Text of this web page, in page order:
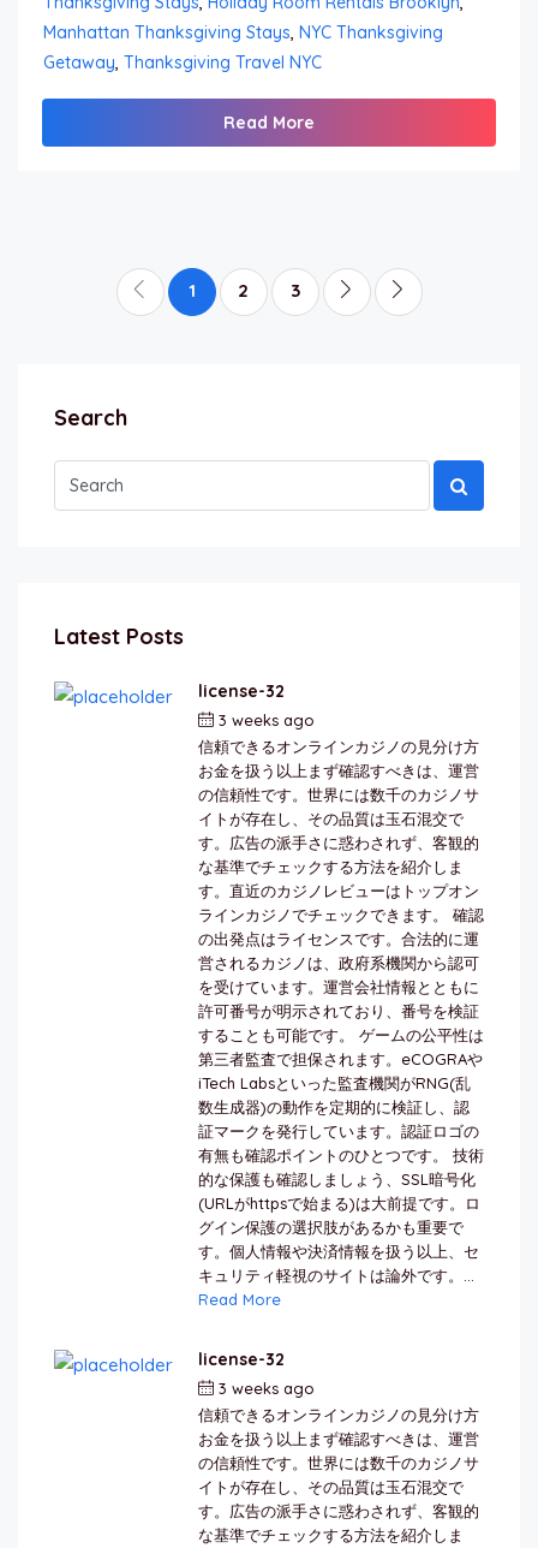
Manhattan Thanksgiving Stays, NYC Thanksgiving
Getaway, Thanksgiving Travel NYC
Read More
1 2 3
Search
Latest Posts
license-32
3 weeks ago
信頼できるオンラインカジノの見分け方
お金を扱う以上まず確認すべきは、運営
の信頼性です。世界には数千のカジノサ
イトが存在し、その品質は玉石混交で
す。広告の派手さに惑わされず、客観的
な基準でチェックする方法を紹介しま
す。直近のカジノレビューはトップオン
ラインカジノでチェックできます。 確認
の出発点はライセンスです。合法的に運
営されるカジノは、政府系機関から認可
を受けています。運営会社情報とともに
許可番号が明示されており、番号を検証
することも可能です。 ゲームの公平性は
第三者監査で担保されます。eCOGRAや
iTech Labsといった監査機関がRNG(乱
数生成器)の動作を定期的に検証し、認
証マークを発行しています。認証ロゴの
有無も確認ポイントのひとつです。 技術
的な保護も確認しましょう、SSL暗号化
(URLがhttpsで始まる)は大前提です。ロ
グイン保護の選択肢があるかも重要で
す。個人情報や決済情報を扱う以上、セ
キュリティ軽視のサイトは論外です。...
Read More
license-32
3 weeks ago
信頼できるオンラインカジノの見分け方
お金を扱う以上まず確認すべきは、運営
の信頼性です。世界には数千のカジノサ
イトが存在し、その品質は玉石混交で
す。広告の派手さに惑わされず、客観的
な基準でチェックする方法を紹介しま